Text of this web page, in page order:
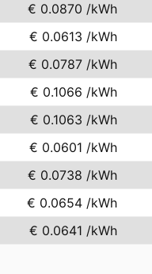
€ 0.0870 /kWh
€ 0.0613 /kWh
€ 0.0787 /kWh
€ 0.1066 /kWh
€ 0.1063 /kWh
€ 0.0601 /kWh
€ 0.0738 /kWh
€ 0.0654 /kWh
€ 0.0641 /kWh